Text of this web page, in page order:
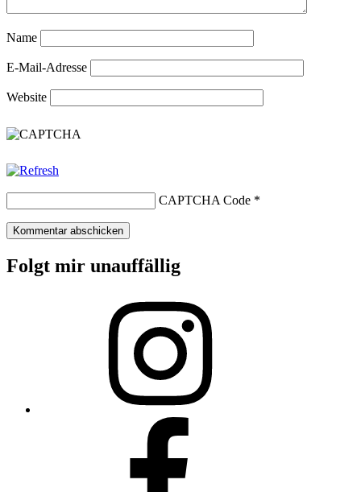
Name
E-Mail-Adresse
Website
CAPTCHA Code *
Folgt mir unauffällig